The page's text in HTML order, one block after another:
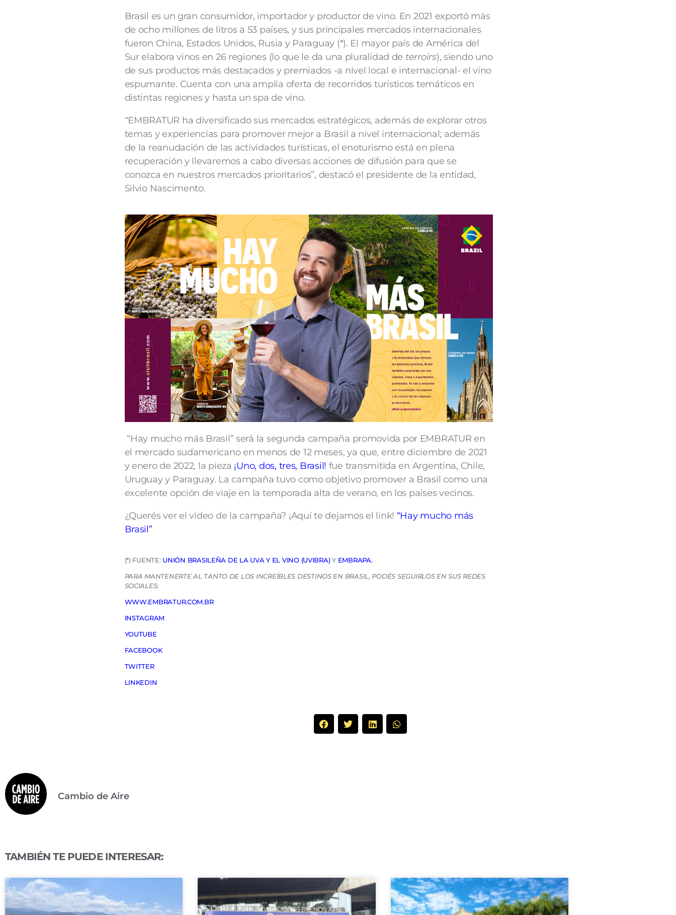
Brasil es un gran consumidor, importador y productor de vino. En 2021 exportó más
de ocho millones de litros a 53 países, y sus principales mercados internacionales
fueron China, Estados Unidos, Rusia y Paraguay (*). El mayor país de América del
Sur elabora vinos en 26 regiones (lo que le da una pluralidad de terroirs), siendo uno
de sus productos más destacados y premiados -a nivel local e internacional- el vino
espumante. Cuenta con una amplia oferta de recorridos turísticos temáticos en
distintas regiones y hasta un spa de vino.
“EMBRATUR ha diversificado sus mercados estratégicos, además de explorar otros
temas y experiencias para promover mejor a Brasil a nivel internacional; además
de la reanudación de las actividades turísticas, el enoturismo está en plena
recuperación y llevaremos a cabo diversas acciones de difusión para que se
conozca en nuestros mercados prioritarios”, destacó el presidente de la entidad,
Silvio Nascimento.
“Hay mucho más Brasil” será la segunda campaña promovida por EMBRATUR en
el mercado sudamericano en menos de 12 meses, ya que, entre diciembre de 2021
y enero de 2022, la pieza ¡Uno, dos, tres, Brasil! fue transmitida en Argentina, Chile,
Uruguay y Paraguay. La campaña tuvo como objetivo promover a Brasil como una
excelente opción de viaje en la temporada alta de verano, en los países vecinos.
¿Querés ver el video de la campaña? ¡Aquí te dejamos el link! “Hay mucho más
Brasil”
(*) FUENTE: UNIÓN BRASILEÑA DE LA UVA Y EL VINO (UVIBRA) Y EMBRAPA.
PARA MANTENERTE AL TANTO DE LOS INCREÍBLES DESTINOS EN BRASIL, PODÉS SEGUIRLOS EN SUS REDES
SOCIALES:
WWW.EMBRATUR.COM.BR
INSTAGRAM
YOUTUBE
FACEBOOK
TWITTER
LINKEDIN
Cambio de Aire
TAMBIÉN TE PUEDE INTERESAR: